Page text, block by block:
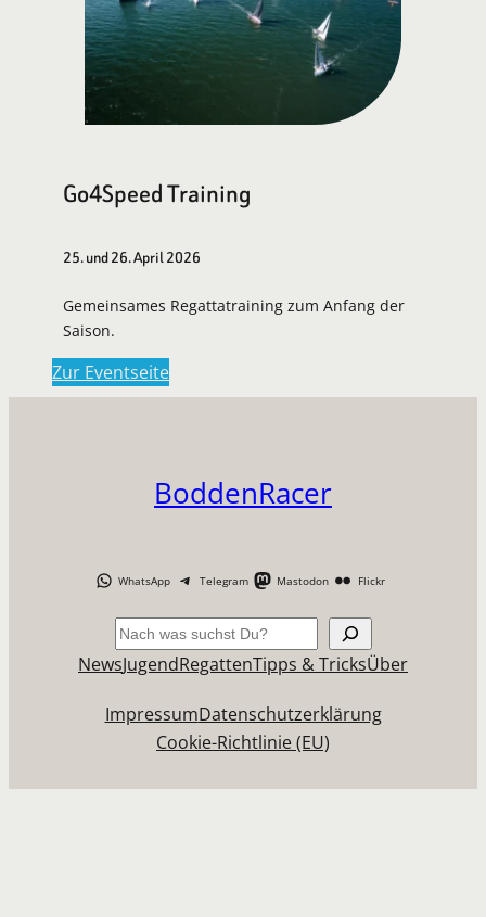
Go4Speed Training
25. und 26. April 2026
Gemeinsames Regattatraining zum Anfang der
Saison.
Zur Eventseite
BoddenRacer
WhatsApp Telegram Mastodon Flickr
Suchen
NewsJugendRegattenTipps & TricksÜber
ImpressumDatenschutzerklärung
Cookie-Richtlinie (EU)